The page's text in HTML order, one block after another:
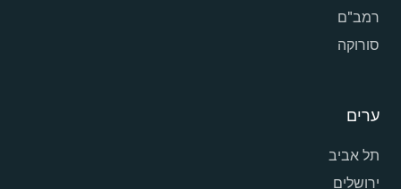
רמב"ם
סורוקה
ערים
תל אביב
ירושלים